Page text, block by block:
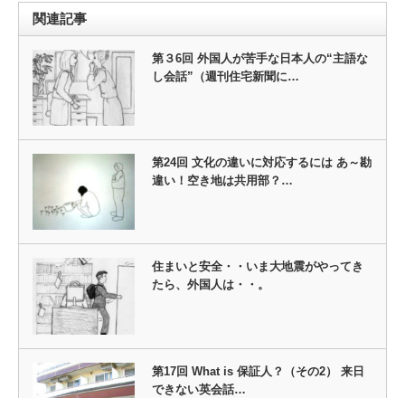
関連記事
第３6回 外国人が苦手な日本人の“主語な
し会話”（週刊住宅新聞に…
第24回 文化の違いに対応するには あ～勘
違い！空き地は共用部？…
住まいと安全・・いま大地震がやってき
たら、外国人は・・。
第17回 What is 保証人？（その2） 来日
できない英会話…